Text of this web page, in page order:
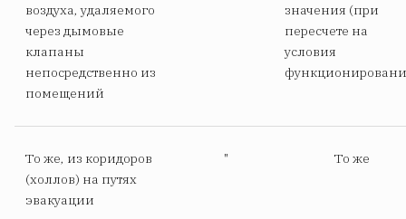
воздуха, удаляемого
через дымовые
клапаны
непосредственно из
помещений
значения (при
пересчете на
условия
То же, из коридоров
(холлов) на путях
эвакуации
" То же